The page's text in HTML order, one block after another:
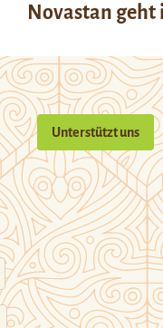
Novastan geht
Unterstützt uns